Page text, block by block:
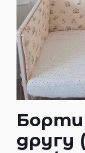
другу